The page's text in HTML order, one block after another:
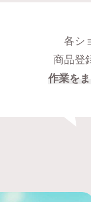
各シ
商品登
作業を